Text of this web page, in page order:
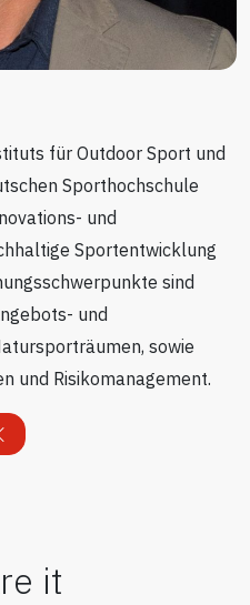
für Outdoor Sport und
Sporthochschule
und
Sportentwicklung
sind
und
sowie
und Risikomanagement.
it